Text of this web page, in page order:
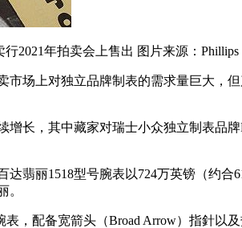
2021年拍卖会上售出 图片来源：Phillips
上对独立品牌制表的需求量巨大，但
，其中藏家对瑞士小众独立制表品牌
丽1518型号腕表以724万英镑（约合
。
配备宽箭头（Broad Arrow）指針以